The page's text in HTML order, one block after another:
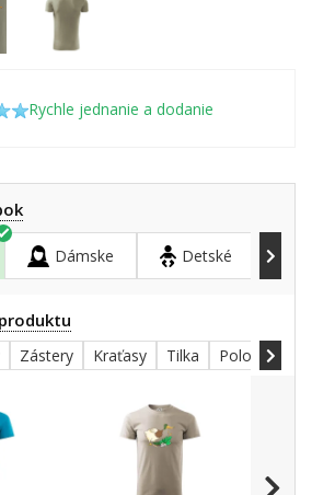
Rychle jednanie a dodanie
Dámske Detské
Zástery Kraťasy Tilka Polokošele